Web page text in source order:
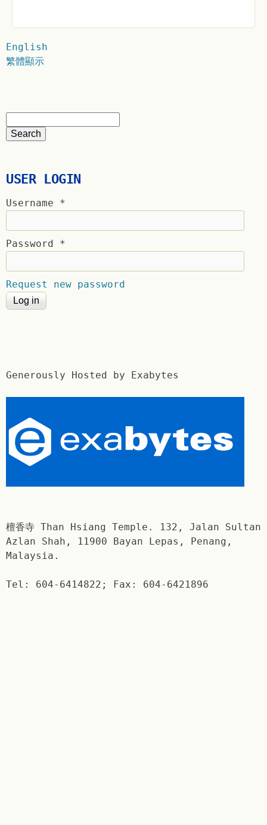
English
繁體顯示
USER LOGIN
Username *
Password *
Request new password
Generously Hosted by Exabytes
檀香寺 Than Hsiang Temple. 132, Jalan Sultan
Azlan Shah, 11900 Bayan Lepas, Penang,
Malaysia.
Tel: 604-6414822; Fax: 604-6421896